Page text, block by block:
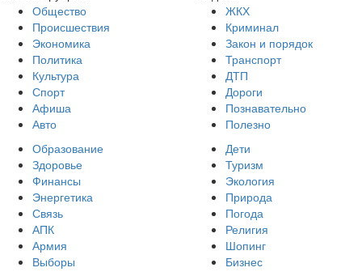
Общество
Происшествия
Экономика
Политика
Культура
Спорт
Афиша
Авто
ЖКХ
Криминал
Закон и порядок
Транспорт
ДТП
Дороги
Познавательно
Полезно
Образование
Здоровье
Финансы
Энергетика
Связь
АПК
Армия
Выборы
Дети
Туризм
Экология
Природа
Погода
Религия
Шопинг
Бизнес